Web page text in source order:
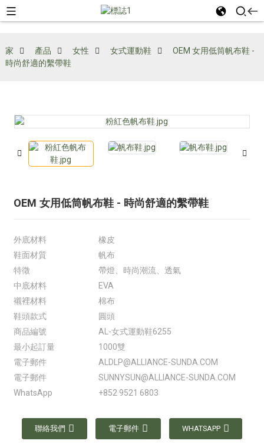
家 產品 女性 女式運動鞋
OEM 女用低筒帆布鞋 -
時尚舒適的繫帶鞋
OEM 女用低筒帆布鞋 - 時尚舒適的繫帶鞋
外底材料
橡皮
鞋面材質
帆布
特徵
帶燈、時尚潮流、透氣
中底材料
EVA
襯裡材料
棉布
鞋頭款式
圓頭
商品編號
AL-女式運動鞋6255
最小起訂量
1000雙
電子郵件
ALDLP@ALLIANCE-SUNDA.COM
電子郵件
SUNNYSUN@ALLIANCE-SUNDA.COM
WhatsApp
+852 9521 6803
聯絡我們 電子郵件 WHATSAPP